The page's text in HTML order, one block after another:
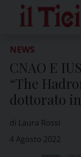
content
NEWS
CNAO E
“The
dottorato
di Laura Rossi
4 Agosto 2022